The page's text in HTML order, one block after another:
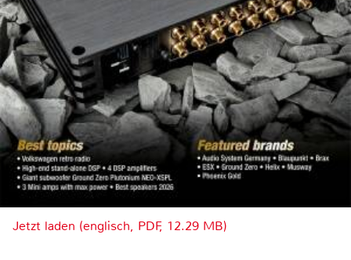
Jetzt laden (englisch, PDF, 12.29 MB)